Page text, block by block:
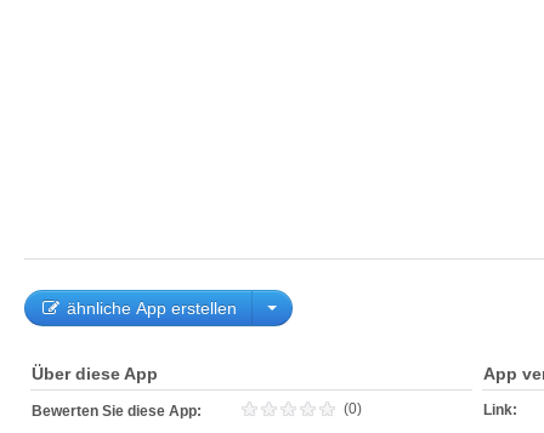
ähnliche App erstellen
Über diese App
Bewerten Sie diese App: (0)
App
Link: